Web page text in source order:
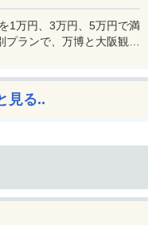
1万円、3万円、5万円で満
ランで、万博と大阪観光
見る..